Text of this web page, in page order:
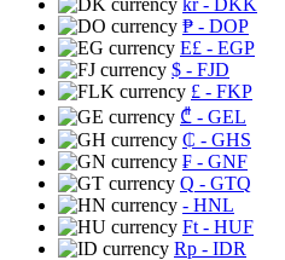
kr- DKK
₱ - DOP
E£ - EGP
$ - FJD
£ - FKP
₾ - GEL
₵ - GHS
₣ - GNF
Q - GTQ
- HNL
Ft - HUF
Rp - IDR